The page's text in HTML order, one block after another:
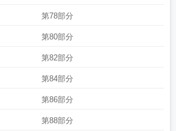
第78部分
第80部分
第82部分
第84部分
第86部分
第88部分